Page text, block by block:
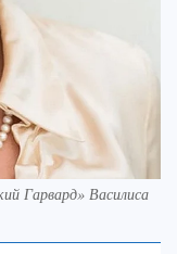
Гарвард» Василиса